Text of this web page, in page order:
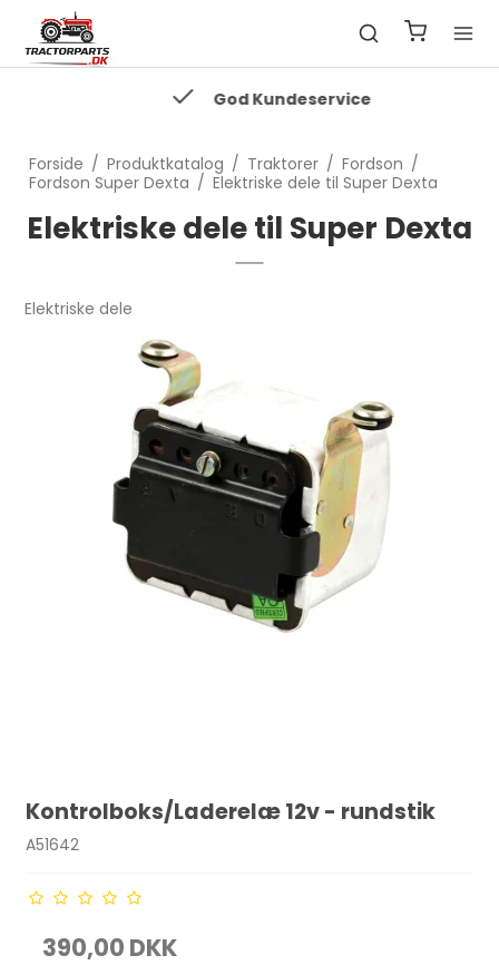
God Kundeservice
Forside / Produktkatalog / Traktorer / Fordson /
Fordson Super Dexta / Elektriske dele til Super Dexta
Elektriske dele til Super Dexta
Elektriske dele
Kontrolboks/Laderelæ 12v - rundstik
A51642
390,00 DKK